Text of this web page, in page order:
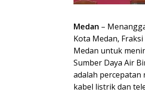
Medan –
Kota Medan,
Medan untuk
Sumber Daya Air
adalah percepatan
kabel listrik dan